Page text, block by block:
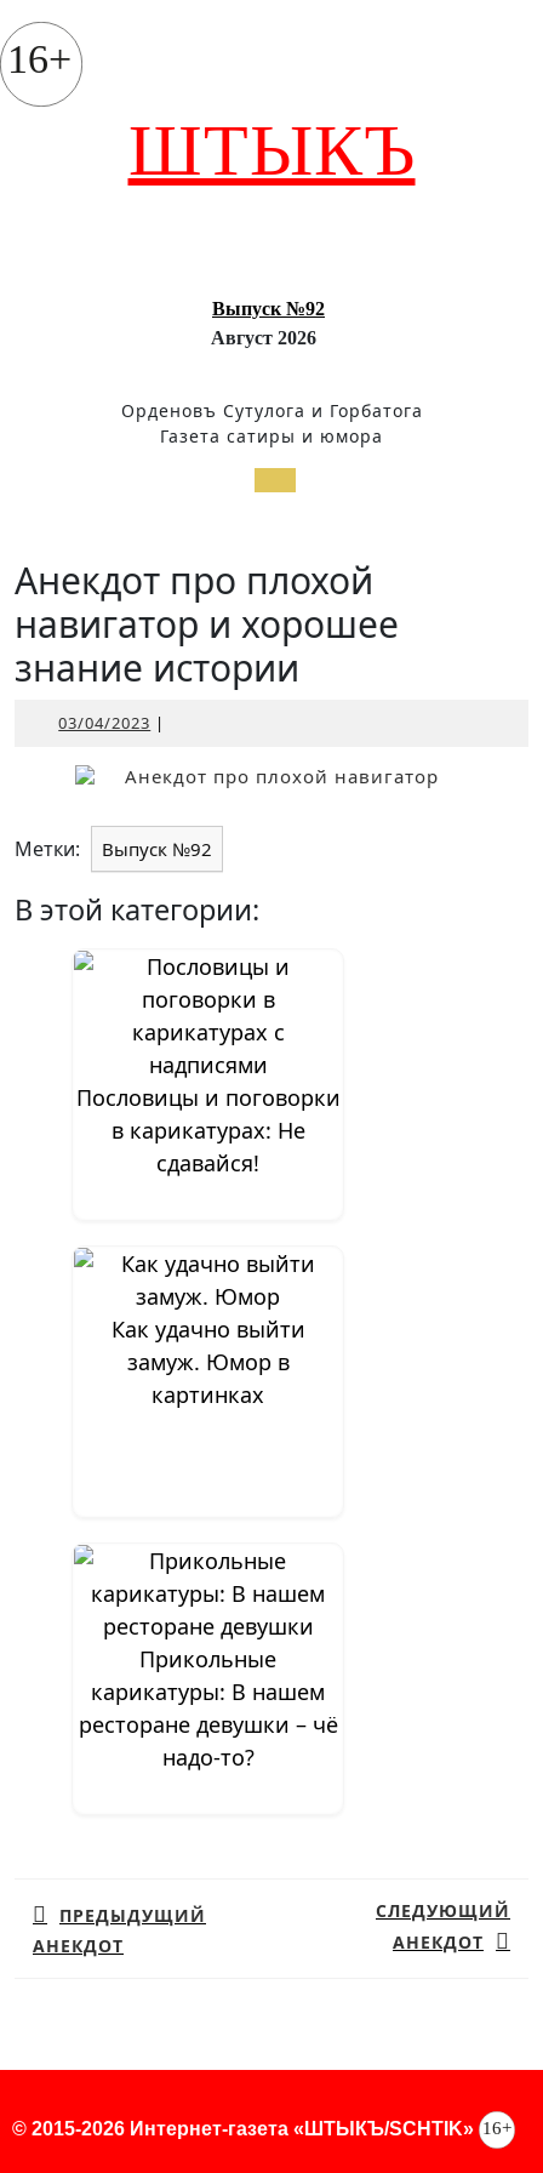
к
содержимому
16+
ШТЫКЪ
Выпуск №92
Август 2026
Орденовъ Сутулога и Горбатога
Газета сатиры и юмора
Открыть
Анекдот про плохой
навигатор и хорошее
знание истории
03/04/2023 03/04/2023
|
Метки: Выпуск №92
В этой категории:
Пословицы и поговорки
в карикатурах: Не
сдавайся!
Как удачно выйти
замуж. Юмор в
картинках
Прикольные
карикатуры: В нашем
ресторане девушки – чё
надо-то?
записям
ПРЕДЫДУЩИЙ
АНЕКДОТ
СЛЕДУЮЩИЙ
АНЕКДОТ
© 2015-2026 Интернет-газета «ШТЫКЪ/SCHTIK» 16+